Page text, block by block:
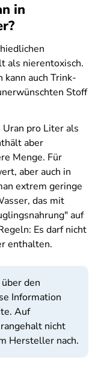
in
als nierentoxisch.
kann auch Trink-
Stoff
pro Liter als
aber
Menge. Für
aber auch in
extrem geringe
das mit
auf
Es darf nicht
enthalten.
den
Information
Auf
nicht
Hersteller nach.